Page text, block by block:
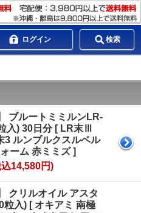
ログイン 検索
ブルートミミルンLR-
入) 30日分 [ LR末Ⅲ
3 ルンブルクスルベル
ーム 赤ミミズ ]
14,580円)
クリルオイル アスタ
粒入) [ オキアミ 南極